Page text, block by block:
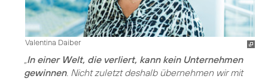
Valentina Daiber
In einer Welt, die verliert, kann kein Unternehmen
gewinnen. Nicht zuletzt deshalb übernehmen wir mit